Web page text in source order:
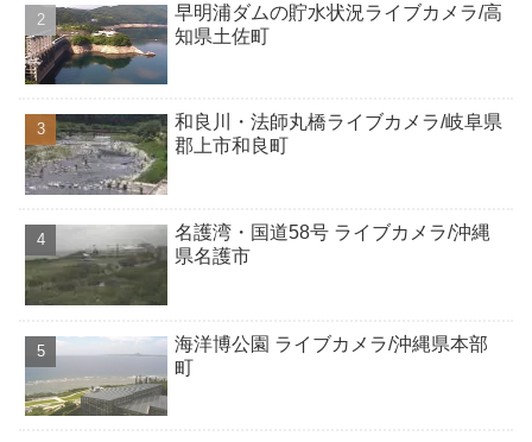
早明浦ダムの貯水状況ライブカメラ/高
知県土佐町
和良川・法師丸橋ライブカメラ/岐阜県
郡上市和良町
名護湾・国道58号 ライブカメラ/沖縄
県名護市
海洋博公園 ライブカメラ/沖縄県本部
町